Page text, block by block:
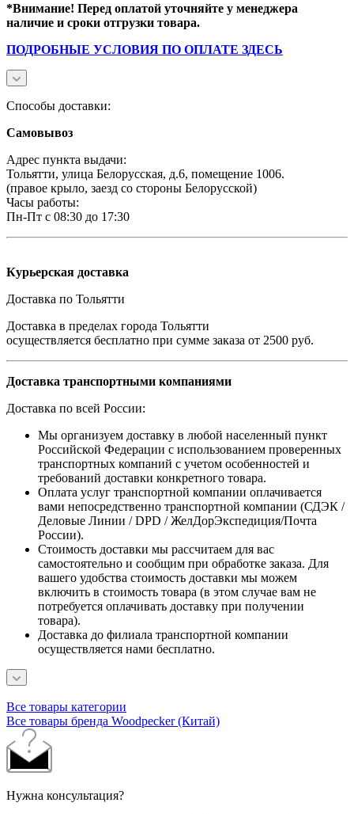
*Внимание! Перед оплатой уточняйте у менеджера
наличие и сроки отгрузки товара.
ПОДРОБНЫЕ УСЛОВИЯ ПО ОПЛАТЕ ЗДЕСЬ
Способы доставки:
Самовывоз
Адрес пункта выдачи:
Тольятти, улица Белорусская, д.6, помещение 1006.
(правое крыло, заезд со стороны Белорусской)
Часы работы:
Пн-Пт с 08:30 до 17:30
Курьерская доставка
Доставка по Тольятти
Доставка в пределах города Тольятти
осуществляется бесплатно при сумме заказа от 2500 руб.
Доставка транспортными компаниями
Доставка по всей России:
Мы организуем доставку в любой населенный пункт
Российской Федерации с использованием проверенных
транспортных компаний с учетом особенностей и
требований доставки конкретного товара.
Оплата услуг транспортной компании оплачивается
вами непосредственно транспортной компании (СДЭК /
Деловые Линии / DPD / ЖелДорЭкспедиция/Почта
России).
Стоимость доставки мы рассчитаем для вас
самостоятельно и сообщим при обработке заказа. Для
вашего удобства стоимость доставки мы можем
включить в стоимость товара (в этом случае вам не
потребуется оплачивать доставку при получении
товара).
Доставка до филиала транспортной компании
осуществляется нами бесплатно.
Все товары категории
Все товары бренда Woodpecker (Китай)
Нужна консультация?